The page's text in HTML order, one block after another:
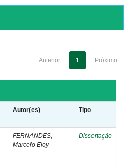
Anterior 1 Próximo
Autor(es) Tipo
FERNANDES,
Marcelo Eloy
Dissertação